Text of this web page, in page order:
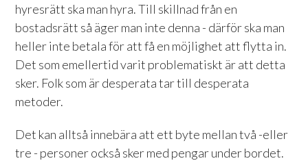
hyresrätt ska man hyra. Till skillnad från en
bostadsrätt så äger man inte denna - därför ska man
heller inte betala för att få en möjlighet att flytta in.
Det som emellertid varit problematiskt är att detta
sker. Folk som är desperata tar till desperata
metoder.
Det kan alltså innebära att ett byte mellan två -eller
tre - personer också sker med pengar under bordet.